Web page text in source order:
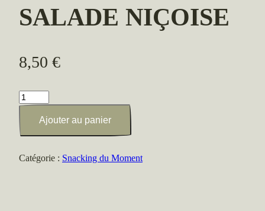
SALADE NIÇOISE
8,50 €
quantité
Salade
Ajouter au panier
Catégorie : Snacking du Moment